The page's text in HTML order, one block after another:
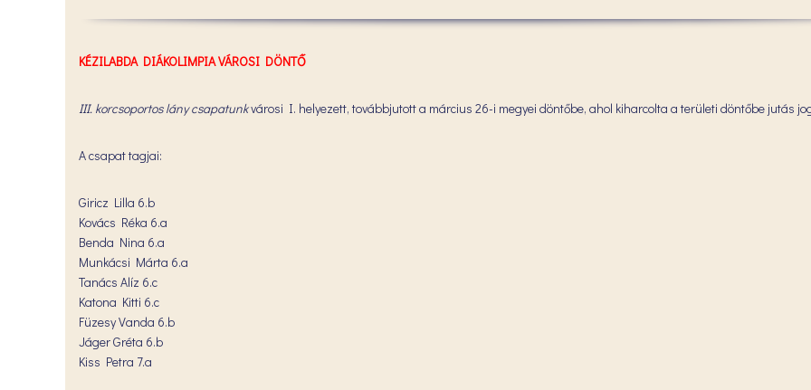
KÉZILABDA DIÁKOLIMPIA VÁROSI DÖNTŐ
III. korcsoportos lány csapatunkvárosi I. helyezett, továbbjutott a március 26-i megyei döntőbe, ahol kiharcolta a területi döntőbe jutás
A csapat tagjai:
Giricz Lilla 6.b
Kovács Réka 6.a
Benda Nina 6.a
Munkácsi Márta 6.a
Tanács Alíz 6.c
Katona Kitti 6.c
Füzesy Vanda 6.b
Jáger Gréta 6.b
Kiss Petra 7.a